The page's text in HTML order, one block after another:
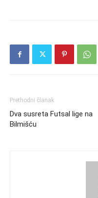
Prethodni članak
Dva susreta Futsal lige na
Bilmišću